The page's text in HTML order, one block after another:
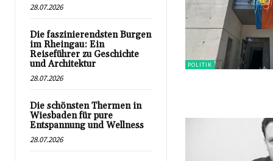
28.07.2026
Die faszinierendsten Burgen
im Rheingau: Ein
Reiseführer zu Geschichte
und Architektur
28.07.2026
Die schönsten Thermen in
Wiesbaden für pure
Entspannung und Wellness
28.07.2026
POLITIK